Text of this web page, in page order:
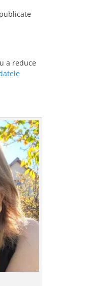
a reduce